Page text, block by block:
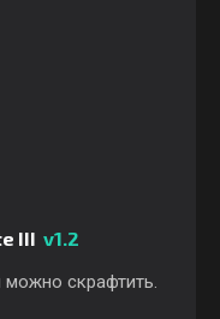
III v1.2
скрафтить.